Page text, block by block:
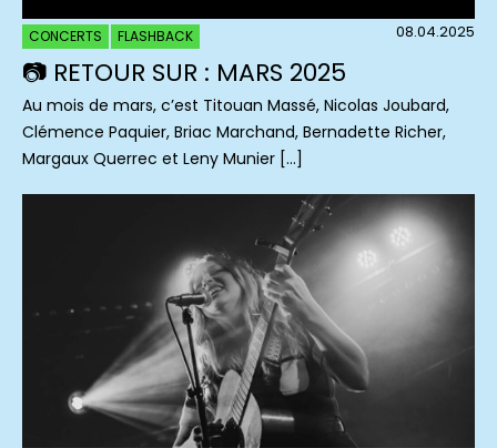
CONCERTS FLASHBACK 08.04.2025
📷 RETOUR SUR : MARS 2025
Au mois de mars, c’est Titouan Massé, Nicolas Joubard,
Clémence Paquier, Briac Marchand, Bernadette Richer,
Margaux Querrec et Leny Munier […]